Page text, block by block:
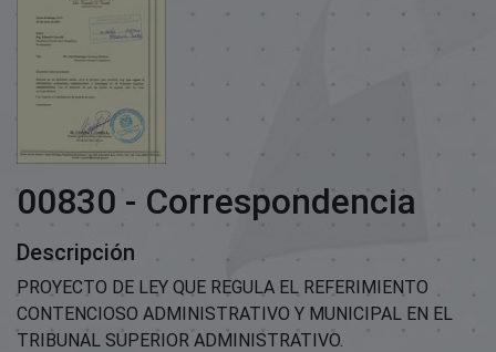
00830 - Correspondencia
Descripción
PROYECTO DE LEY QUE REGULA EL REFERIMIENTO
CONTENCIOSO ADMINISTRATIVO Y MUNICIPAL EN EL
TRIBUNAL SUPERIOR ADMINISTRATIVO.